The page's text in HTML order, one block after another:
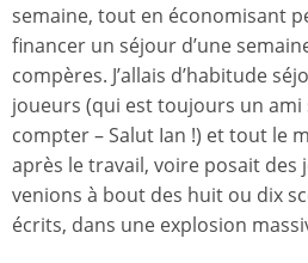
semaine, tout en économisant
financer un séjour d’une
compères. J’allais d’habitude
joueurs (qui est toujours un ami
compter – Salut Ian !) et tout le
après le travail, voire posait des
venions à bout des huit ou dix
écrits, dans une explosion